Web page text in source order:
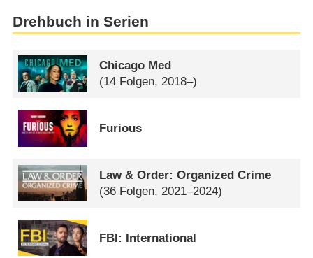
Drehbuch in Serien
Chicago Med
(14 Folgen, 2018–)
Furious
Law & Order: Organized Crime
(36 Folgen, 2021–2024)
FBI: International